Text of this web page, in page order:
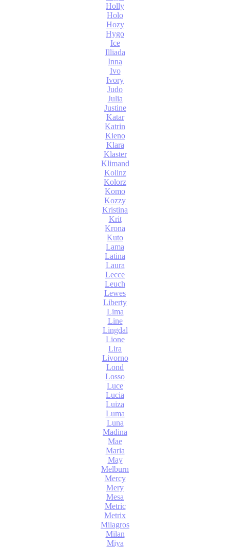
Holly
Holo
Hozy
Hygo
Ice
Illiada
Inna
Ivo
Ivory
Judo
Julia
Justine
Katar
Katrin
Kieno
Klara
Klaster
Klimand
Kolinz
Kolorz
Komo
Kozzy
Kristina
Krit
Krona
Kuto
Lama
Latina
Laura
Lecce
Leuch
Lewes
Liberty
Lima
Line
Lingdal
Lione
Lira
Livorno
Lond
Losso
Luce
Lucia
Luiza
Luma
Luna
Madina
Mae
Maria
May
Melburn
Mercy
Mery
Mesa
Metric
Metrix
Milagros
Milan
Miya